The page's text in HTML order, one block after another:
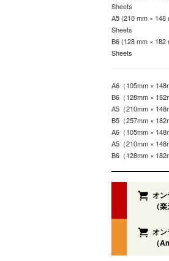
Sheets
A5 (210 mm × 148
Sheets
B6 (128 mm × 182
Sheets
A6（105mm ×
B6（128mm ×
A5（210mm ×
B5（257mm ×
A6（105mm ×
A5（210mm ×
B6（128mm ×
オ
（
オ
（